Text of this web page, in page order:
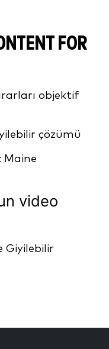
FOR
objektif
çözümü
: Maine
video
Giyilebilir